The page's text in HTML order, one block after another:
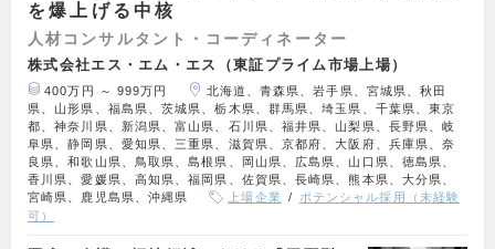
を爆上げる中核
人材コンサルタント・コーディネーター
株式会社エス・エム・エス（東証プライム市場上場）
400万円 ～ 999万円
北海道、青森県、岩手県、宮城県、秋田
県、山形県、福島県、茨城県、栃木県、群馬県、埼玉県、千葉県、東京
都、神奈川県、新潟県、富山県、石川県、福井県、山梨県、長野県、岐
阜県、静岡県、愛知県、三重県、滋賀県、京都府、大阪府、兵庫県、奈
良県、和歌山県、鳥取県、島根県、岡山県、広島県、山口県、徳島県、
香川県、愛媛県、高知県、福岡県、佐賀県、長崎県、熊本県、大分県、
宮崎県、鹿児島県、沖縄県
上場企業
ポテンシャル採用（未経験
可）